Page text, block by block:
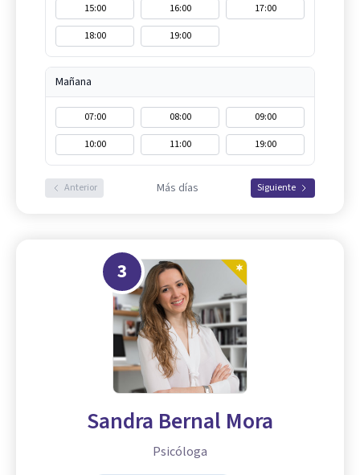
15:00 16:00
17:00
18:00
19:00
Mañana
07:00 08:00
09:00
10:00
11:00 19:00
Anterior Más días Siguiente
3
Sandra Bernal Mora
Psicóloga